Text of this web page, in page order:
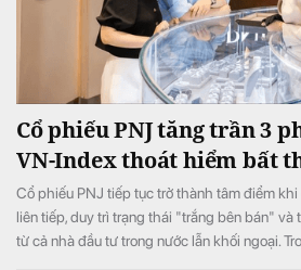
Cổ phiếu PNJ tăng trần 3
VN-Index thoát hiểm bất
Cổ phiếu PNJ tiếp tục trở thành tâm điểm
liên tiếp, duy trì trạng thái "trắng bên bán" và
từ cả nhà đầu tư trong nước lẫn khối ngoại.